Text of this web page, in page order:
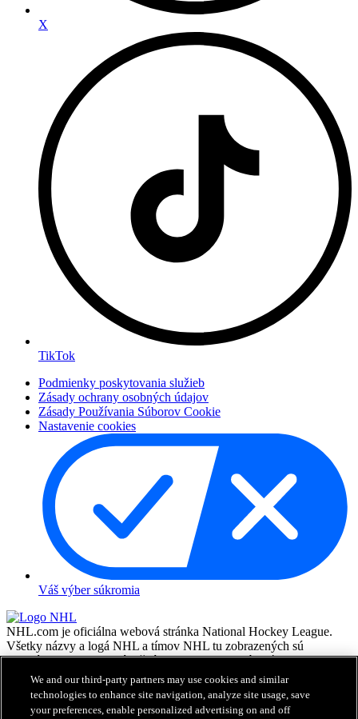
X
TikTok
Podmienky poskytovania služieb
Zásady ochrany osobných údajov
Zásady Používania Súborov Cookie
Nastavenie cookies
Váš výber súkromia
NHL.com je oficiálna webová stránka National Hockey League.
Všetky názvy a logá NHL a tímov NHL tu zobrazených sú
vlastníctvom NHL a príslušných klubov a nesmú byť
reprodukované bez predchádzajúceho písomného súhlasu NHL
Enterprises, L.P. © NHL 2026. Všetky práva vyhradené. Všetky
dresy tímov NHL costumizované menami a číslami hráčov NHL sú
We and our third-party partners may use cookies and similar
technologies to enhance site navigation, analyze site usage, save
your preferences, enable personalized advertising on and off